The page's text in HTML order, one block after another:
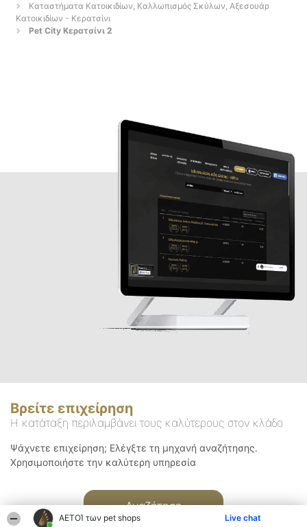
ΑΕΤΟΊ των pet shops Live chat
Καταστήματα Κατοικιδίων, Καλλωπισμός Σκύλων, Αξεσουάρ
Κατοικιδίων - Κερατσίνι
Pet City Κερατσίνι 2
Βρείτε επιχείρηση
Η κατάταξη περιλαμβάνει τους καλύτερους στον κλάδο
Ψάχνετε επιχείρηση; Ελέγξτε τη μηχανή αναζήτησης.
Χρησιμοποιήστε την καλύτερη υπηρεσία
Αναζήτηση